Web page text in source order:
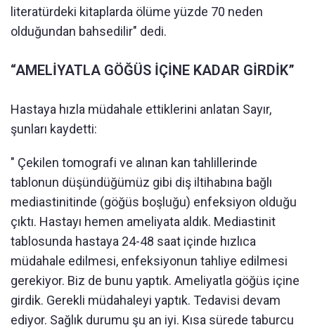
literatürdeki kitaplarda ölüme yüzde 70 neden
olduğundan bahsedilir" dedi.
“AMELİYATLA GÖĞÜS İÇİNE KADAR GİRDİK”
Hastaya hızla müdahale ettiklerini anlatan Sayır,
şunları kaydetti:
" Çekilen tomografi ve alınan kan tahlillerinde
tablonun düşündüğümüz gibi diş iltihabına bağlı
mediastinitinde (göğüs boşluğu) enfeksiyon olduğu
çıktı. Hastayı hemen ameliyata aldık. Mediastinit
tablosunda hastaya 24-48 saat içinde hızlıca
müdahale edilmesi, enfeksiyonun tahliye edilmesi
gerekiyor. Biz de bunu yaptık. Ameliyatla göğüs içine
girdik. Gerekli müdahaleyi yaptık. Tedavisi devam
ediyor. Sağlık durumu şu an iyi. Kısa sürede taburcu